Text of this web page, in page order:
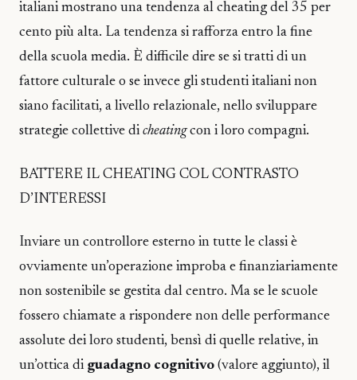
italiani mostrano una tendenza al cheating del 35 per
cento più alta. La tendenza si rafforza entro la fine
della scuola media. È difficile dire se si tratti di un
fattore culturale o se invece gli studenti italiani non
siano facilitati, a livello relazionale, nello sviluppare
strategie collettive di cheatingcon i loro compagni.
BATTERE IL CHEATING COL CONTRASTO
D’INTERESSI
Inviare un controllore esterno in tutte le classi è
ovviamente un’operazione improba e finanziariamente
non sostenibile se gestita dal centro. Ma se le scuole
fossero chiamate a rispondere non delle performance
assolute dei loro studenti, bensì di quelle relative, in
un’ottica di guadagno cognitivo (valore aggiunto), il